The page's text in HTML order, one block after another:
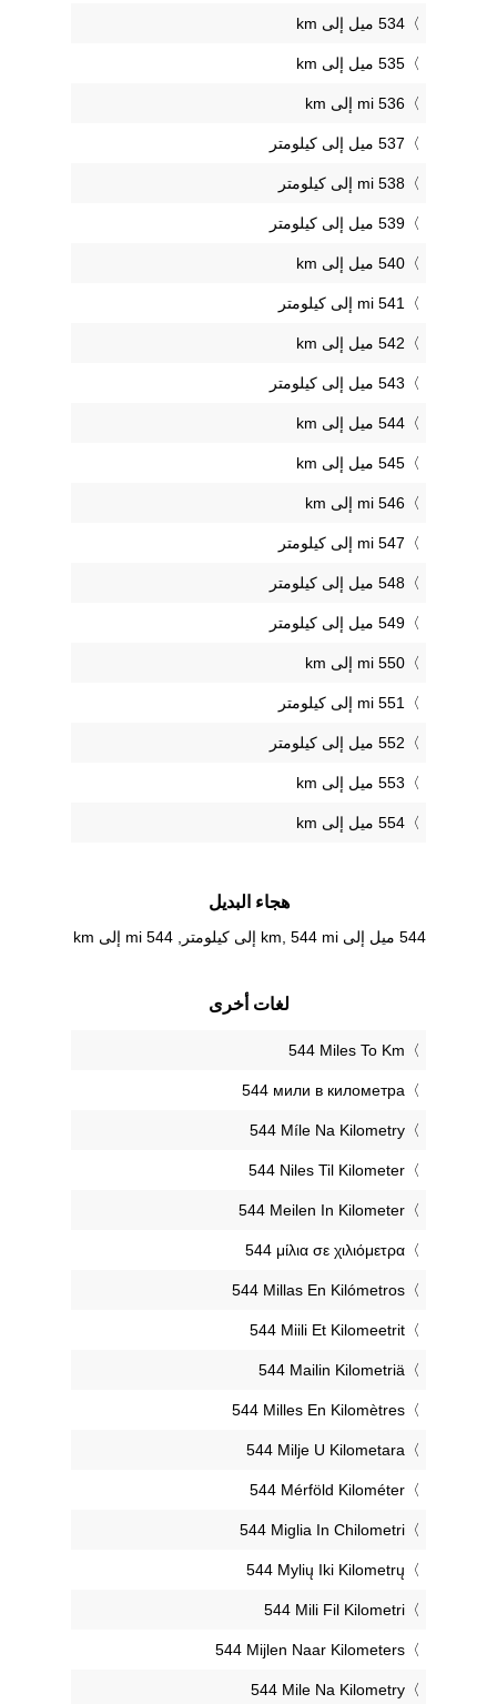
534 ميل إلى km
535 ميل إلى km
536 mi إلى km
537 ميل إلى كيلومتر
538 mi إلى كيلومتر
539 ميل إلى كيلومتر
540 ميل إلى km
541 mi إلى كيلومتر
542 ميل إلى km
543 ميل إلى كيلومتر
544 ميل إلى km
545 ميل إلى km
546 mi إلى km
547 mi إلى كيلومتر
548 ميل إلى كيلومتر
549 ميل إلى كيلومتر
550 mi إلى km
551 mi إلى كيلومتر
552 ميل إلى كيلومتر
553 ميل إلى km
554 ميل إلى km
هجاء البديل
544 ميل إلى km, 544 mi إلى كيلومتر, 544 mi إلى km
لغات أخرى
‎544 Miles To Km
‎544 мили в километра
‎544 Míle Na Kilometry
‎544 Niles Til Kilometer
‎544 Meilen In Kilometer
‎544 μίλια σε χιλιόμετρα
‎544 Millas En Kilómetros
‎544 Miili Et Kilomeetrit
‎544 Mailin Kilometriä
‎544 Milles En Kilomètres
‎544 Milje U Kilometara
‎544 Mérföld Kilométer
‎544 Miglia In Chilometri
‎544 Mylių Iki Kilometrų
‎544 Mili Fil Kilometri
‎544 Mijlen Naar Kilometers
‎544 Mile Na Kilometry